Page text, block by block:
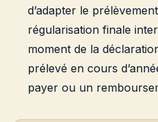
d’adapter le
régularisation finale
moment de la
prélevé en cours
payer ou un